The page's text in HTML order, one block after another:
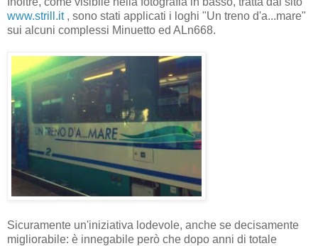
www.strill.it , sono stati applicati i loghi "Un treno d'a...mare"
sui alcuni complessi Minuetto ed ALn668.
Sicuramente un'iniziativa lodevole, anche se decisamente
migliorabile: è innegabile però che dopo anni di totale